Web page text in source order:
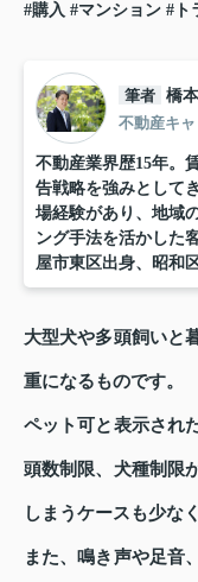
#購入 #マンション #ト
筆者 橋
不動産キ
不動産業界歴15年。
告戦略を強みとして
場経験があり、地域
ング手法を活かした
屋市東区出身、昭和
大型犬や多頭飼いと
重になるものです。
ペット可と表示され
頭数制限、犬種制限
しまうケースも少な
また、鳴き声や足音